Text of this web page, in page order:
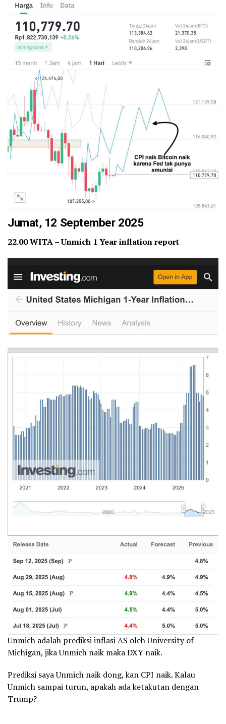
Jumat, 12 September 2025
22.00 WITA – Unmich 1 Year inflation report
Unmich adalah prediksi inflasi AS oleh University of
Michigan, jika Unmich naik maka DXY naik.
Prediksi saya Unmich naik dong, kan CPI naik. Kalau
Unmich sampai turun, apakah ada ketakutan dengan
Trump?